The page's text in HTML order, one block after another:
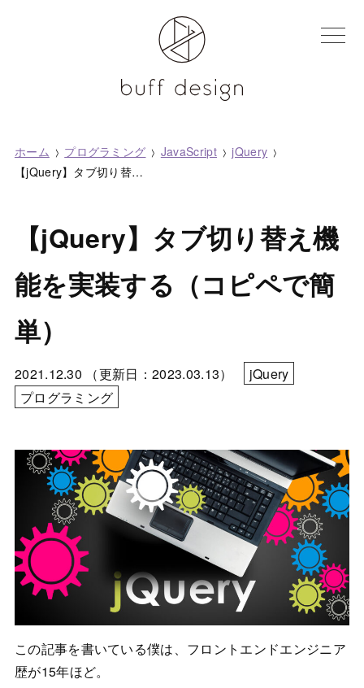
toggle
ホーム プログラミング JavaScript
jQuery
【jQuery】タブ切り替え機能を実装する（コピペで簡単）
【jQuery】タブ切り替え機
能を実装する（コピペで簡
単）
2021.12.30 （更新日：2023.03.13）
jQuery
プログラミング
この記事を書いている僕は、フロントエンドエンジニア
歴が15年ほど。